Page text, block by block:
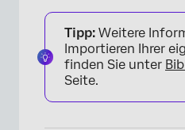
Tipp: Weitere
Importieren Ihrer
finden Sie unter
Seite.